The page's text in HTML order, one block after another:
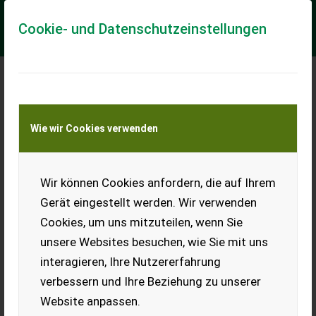
Cookie- und Datenschutzeinstellungen
Wie wir Cookies verwenden
Wir können Cookies anfordern, die auf Ihrem
Gerät eingestellt werden. Wir verwenden
Cookies, um uns mitzuteilen, wenn Sie
unsere Websites besuchen, wie Sie mit uns
interagieren, Ihre Nutzererfahrung
verbessern und Ihre Beziehung zu unserer
Website anpassen.
Meine Transportkostenanfrage
Transport von Land- und Baumaschinen –
KEINE Tiertransporte
Claas DOMINATOR 108
Marca: CLAAS Modello: DOMINATOR 108 Anno: 1987 Sistemi di
trebbiatura: 6 SCUOTIPAGLIA Potenza: 222 CV Ore di lavoro:
5000 Pneumatici posteriori: 14...
EUR 0